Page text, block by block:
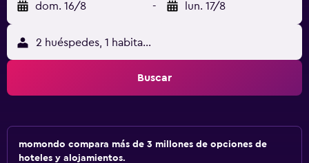
dom. 16/8 - lun. 17/8
2 huéspedes, 1 habitación
Buscar
momondo compara más de 3 millones de opciones de
hoteles y alojamientos.